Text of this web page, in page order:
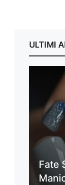
ULTIMI
Fate